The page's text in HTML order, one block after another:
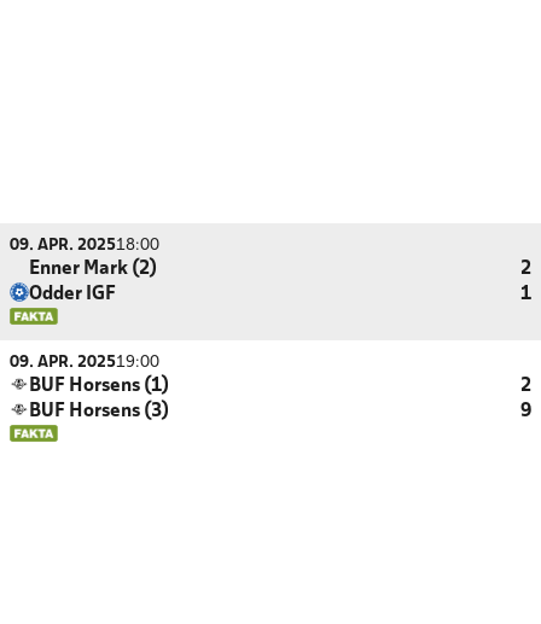
09. APR. 202518:00
Enner Mark (2)
2
Odder IGF
1
09. APR. 202519:00
BUF Horsens (1)
2
BUF Horsens (3)
9